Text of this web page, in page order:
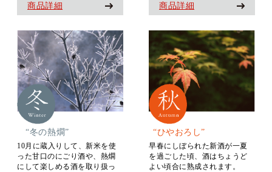
商品詳細
商品詳細
“ひやおろし”
早春にしぼられた新酒が一夏
を過ごした頃、酒はちょうど
よい頃合に熟成されます。
“冬の熱燗”
10月に蔵入りして、新米を使
った甘口のにごり酒や、熱燗
にして楽しめる酒を取り扱っ